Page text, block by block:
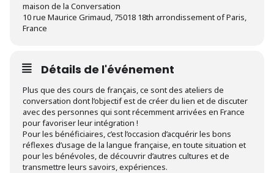
maison de la Conversation
10 rue Maurice Grimaud, 75018 18th arrondissement of Paris,
France
Détails de l'événement
Plus que des cours de français, ce sont des ateliers de
conversation dont l’objectif est de créer du lien et de discuter
avec des personnes qui sont récemment arrivées en France
pour favoriser leur intégration !
Pour les bénéficiaires, c’est l’occasion d’acquérir les bons
réflexes d’usage de la langue française, en toute situation et
pour les bénévoles, de découvrir d’autres cultures et de
transmettre leurs savoirs, expériences.